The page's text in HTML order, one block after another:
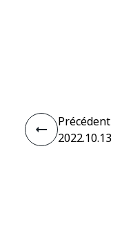
Précédent
2022.10.13